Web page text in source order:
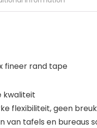
fineer rand tape
kwaliteit
flexibiliteit, geen breuk
van tafels en bureaus